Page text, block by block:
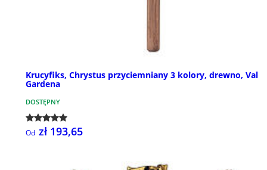
Krucyfiks, Chrystus przyciemniany 3 kolory, drewno, Val
Gardena
DOSTĘPNY
Od zł 193,65